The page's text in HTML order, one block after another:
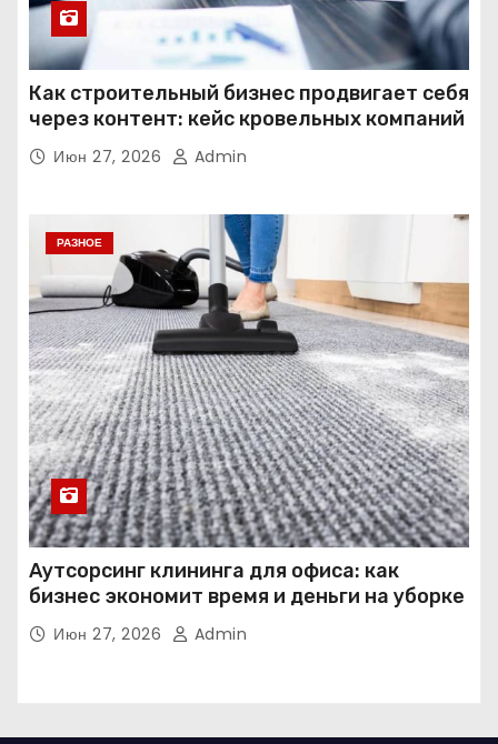
Как строительный бизнес продвигает себя
через контент: кейс кровельных компаний
Июн 27, 2026 Admin
РАЗНОЕ
Аутсорсинг клининга для офиса: как
бизнес экономит время и деньги на уборке
Июн 27, 2026 Admin